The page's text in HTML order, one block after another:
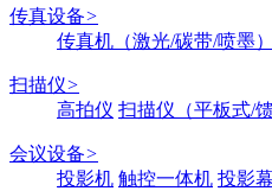
传真设备>
传真机（激光/碳带/喷墨）
扫描仪>
高拍仪 扫描仪（平板式/馈
会议设备>
投影机 触控一体机 投影